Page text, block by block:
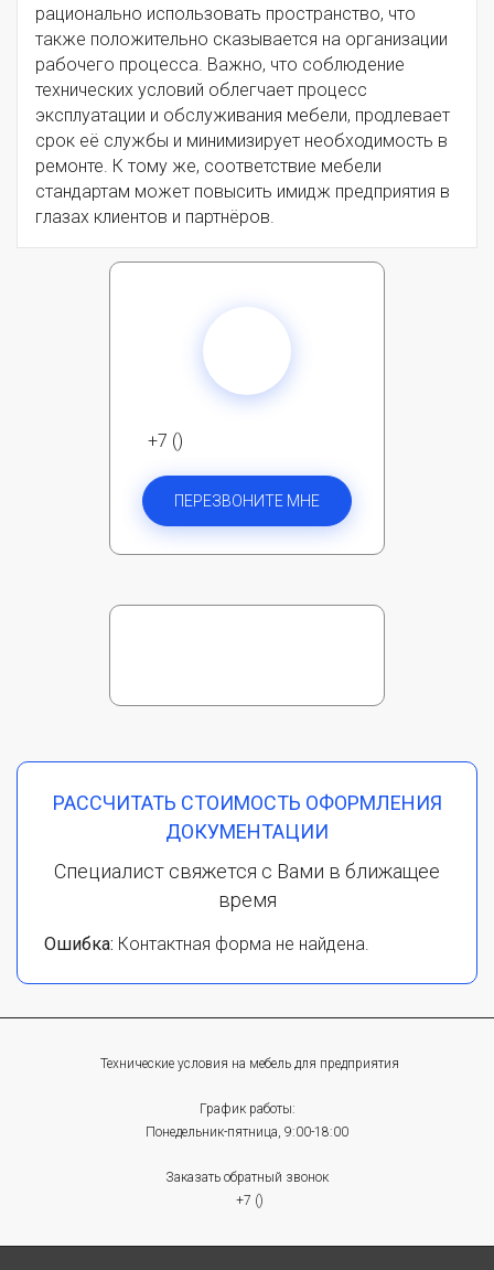
рационально использовать пространство, что
также положительно сказывается на организации
рабочего процесса. Важно, что соблюдение
технических условий облегчает процесс
эксплуатации и обслуживания мебели, продлевает
срок её службы и минимизирует необходимость в
ремонте. К тому же, соответствие мебели
стандартам может повысить имидж предприятия в
глазах клиентов и партнёров.
+7 ()
ПЕРЕЗВОНИТЕ МНЕ
РАССЧИТАТЬ СТОИМОСТЬ ОФОРМЛЕНИЯ
ДОКУМЕНТАЦИИ
Специалист свяжется с Вами в ближащее
время
Ошибка: Контактная форма не найдена.
Технические условия на мебель для предприятия
График работы:
Понедельник-пятница, 9:00-18:00
Заказать обратный звонок
+7 ()